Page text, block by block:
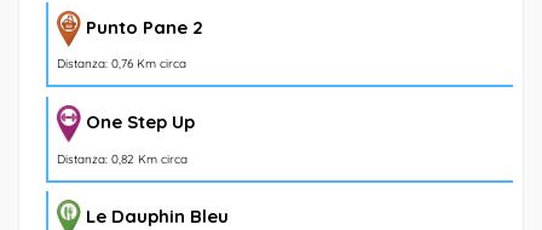
Punto Pane 2
Distanza: 0,76 Km circa
One Step Up
Distanza: 0,82 Km circa
Le Dauphin Bleu